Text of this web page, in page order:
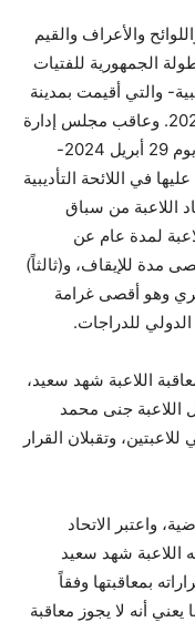
والأعراف والقيم
الجمهورية للفتيات
والتي أقيمت بمدينة
السويس يوم السبت الموافق 27 أبريل 2024. وعاقب مجلس إدارة
الاتحاد المصري -في جلسة طارئة عقدت يوم 29 أبريل 2024-
في اللائحة التأديبية
اللاعبة من سباق
لمدة عام عن
مدة للإيقاف، و(ثالثاً)
100 فرنك سويسري وهو أقصى غرامة
الدولي للدراجات.
اللاعبة شهد سعيد،
اللاعبة جنى محمد
وتقبلان القرار
واعتبر الاتحاد
اللاعبة شهد سعيد
بمعاقبتها وفقاً
يعني أنه لا يجوز معاقبة